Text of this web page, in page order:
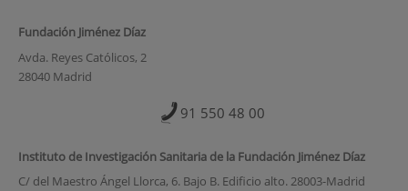
Fundación Jiménez Díaz
Avda. Reyes Católicos, 2
28040 Madrid
91 550 48 00
Instituto de Investigación Sanitaria de la Fundación Jiménez Díaz
C/ del Maestro Ángel Llorca, 6. Bajo B. Edificio alto. 28003-Madrid